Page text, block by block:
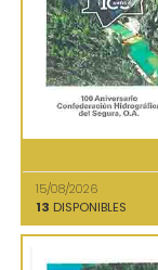
15/08/2026
13 DISPONIBLES